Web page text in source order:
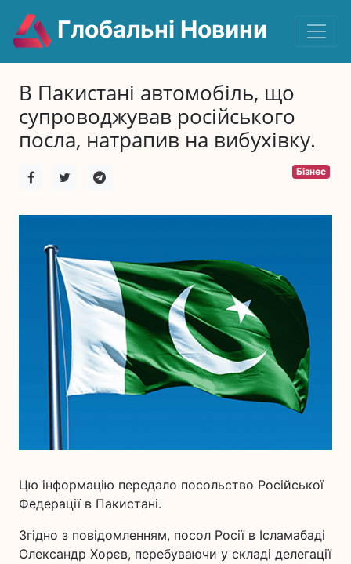
Глобальні Новини
В Пакистані автомобіль, що
супроводжував російського
посла, натрапив на вибухівку.
Бізнес
Цю інформацію передало посольство Російської
Федерації в Пакистані.
Згідно з повідомленням, посол Росії в Ісламабаді
Олександр Хорєв, перебуваючи у складі делегації